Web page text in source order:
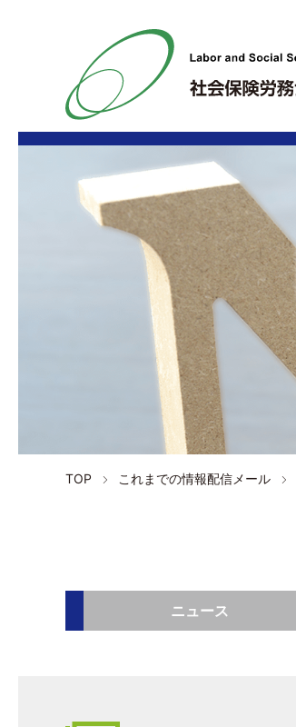
TOP これまでの情報配信メール
ニュース